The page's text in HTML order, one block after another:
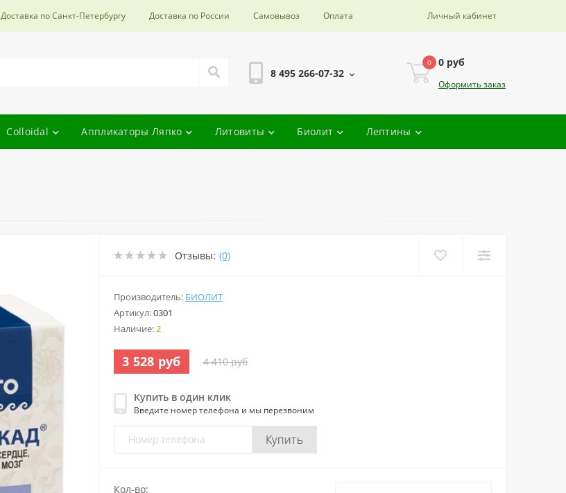
Доставка по Санкт-Петербургу Доставка по России Самовывоз Оплата Личный кабинет
8 495 266-07-32
0 0 руб
Оформить заказ
Colloidal Аппликаторы Ляпко Литовиты Биолит Лептины
Отзывы: (0)
Производитель: БИОЛИТ
Артикул:0301
Наличие:2
3 528 руб 4 410 руб
Купить в один клик
Введите номер телефона и мы перезвоним
Купить
Кол-во: